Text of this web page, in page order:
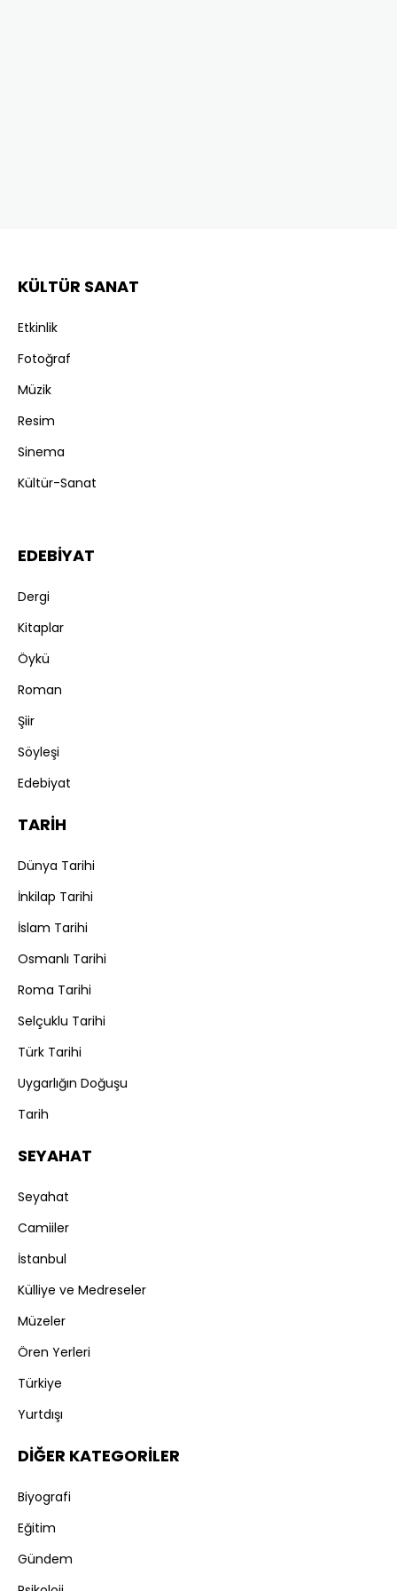
KÜLTÜR SANAT
Etkinlik
Fotoğraf
Müzik
Resim
Sinema
Kültür-Sanat
EDEBİYAT
Dergi
Kitaplar
Öykü
Roman
Şiir
Söyleşi
Edebiyat
TARİH
Dünya Tarihi
İnkilap Tarihi
İslam Tarihi
Osmanlı Tarihi
Roma Tarihi
Selçuklu Tarihi
Türk Tarihi
Uygarlığın Doğuşu
Tarih
SEYAHAT
Seyahat
Camiiler
İstanbul
Külliye ve Medreseler
Müzeler
Ören Yerleri
Türkiye
Yurtdışı
DİĞER KATEGORİLER
Biyografi
Eğitim
Gündem